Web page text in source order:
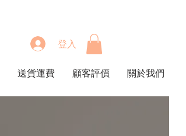
登入
送貨運費 顧客評價 關於我們